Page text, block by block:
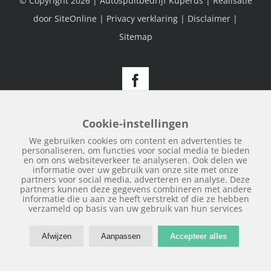
door SiteOnline | Privacy verklaring | Disclaimer |
Sitemap
Facebook
Cookie-instellingen
We gebruiken cookies om content en advertenties te
personaliseren, om functies voor social media te bieden
en om ons websiteverkeer te analyseren. Ook delen we
informatie over uw gebruik van onze site met onze
partners voor social media, adverteren en analyse. Deze
partners kunnen deze gegevens combineren met andere
informatie die u aan ze heeft verstrekt of die ze hebben
verzameld op basis van uw gebruik van hun services
Afwijzen Aanpassen Accepteer alles